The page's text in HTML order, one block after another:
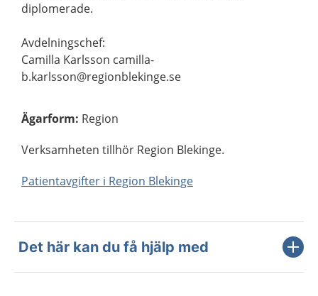
diplomerade.
Avdelningschef:
Camilla Karlsson camilla-
b.karlsson@regionblekinge.se
Ägarform: Region
Verksamheten tillhör Region Blekinge.
Patientavgifter i Region Blekinge
Det här kan du få hjälp med